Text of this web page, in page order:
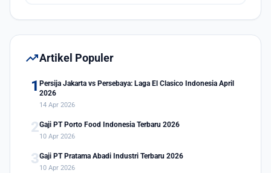
trending_upArtikel Populer
1 Persija Jakarta vs Persebaya: Laga El Clasico Indonesia April
2026
14 Apr 2026
2Gaji PT Porto Food Indonesia Terbaru 2026
10 Apr 2026
3Gaji PT Pratama Abadi Industri Terbaru 2026
10 Apr 2026